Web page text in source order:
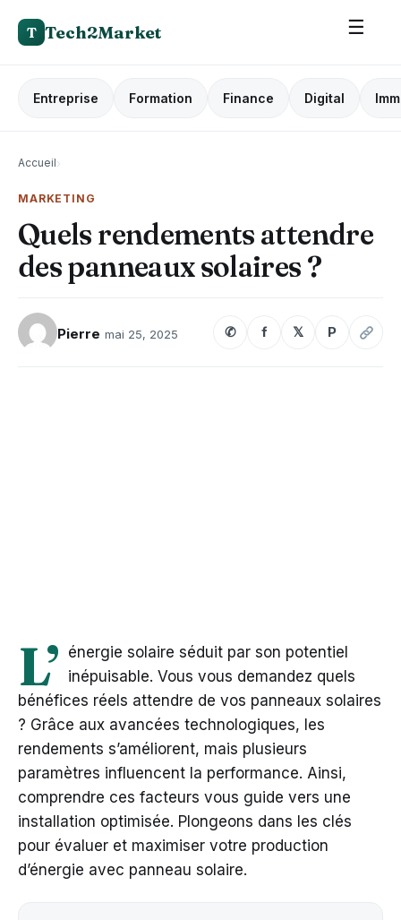
T Tech2Market ☰
Entreprise Formation Finance Digital
Accueil›
MARKETING
Quels rendements attendre
des panneaux solaires ?
Pierre mai 25, 2025 ✆ f 𝕏 P
L’ énergie solaire séduit par son potentiel
inépuisable. Vous vous demandez quels
bénéfices réels attendre de vos panneaux solaires
? Grâce aux avancées technologiques, les
rendements s’améliorent, mais plusieurs
paramètres influencent la performance. Ainsi,
comprendre ces facteurs vous guide vers une
installation optimisée. Plongeons dans les clés
pour évaluer et maximiser votre production
d’énergie avec panneau solaire.